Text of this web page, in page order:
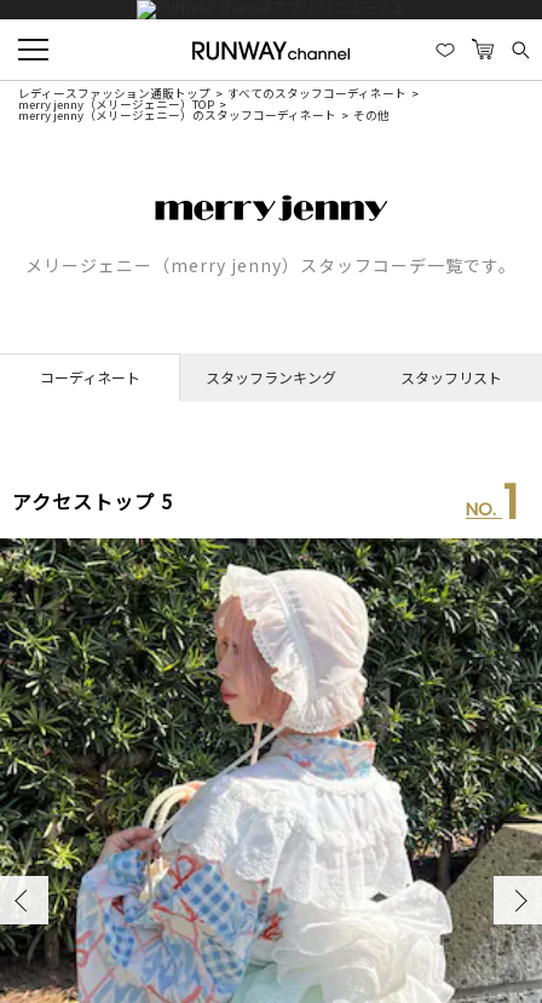
レディースファッション通販トップ すべてのスタッフコーディネート
merry jenny（メリージェニー）TOP
merry jenny（メリージェニー）のスタッフコーディネート その他
メリージェニー（merry jenny）スタッフコーデ一覧です。
コーディネート スタッフランキング スタッフリスト
アクセストップ 5 NO. 1